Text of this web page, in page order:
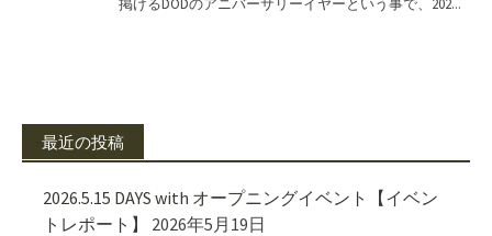
最近の投稿
2026.5.15 DAYS with オープニングイベント【イベン
トレポート】
2026年5月19日